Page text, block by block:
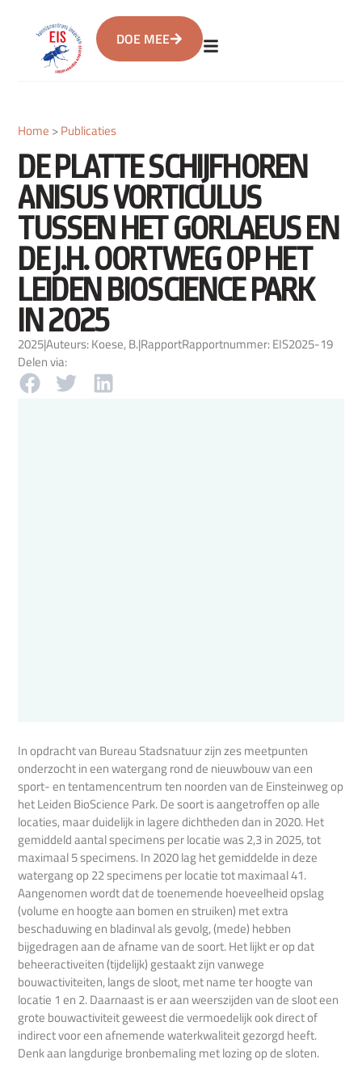
DOE MEE
Home >Publicaties
DE PLATTE SCHIJFHOREN
ANISUS VORTICULUS
TUSSEN HET GORLAEUS EN
DE J.H. OORTWEG OP HET
LEIDEN BIOSCIENCE PARK
IN 2025
2025|Auteurs: Koese, B.|RapportRapportnummer: EIS2025-19
Delen via:
In opdracht van Bureau Stadsnatuur zijn zes meetpunten
onderzocht in een watergang rond de nieuwbouw van een
sport- en tentamencentrum ten noorden van de Einsteinweg op
het Leiden BioScience Park. De soort is aangetroffen op alle
locaties, maar duidelijk in lagere dichtheden dan in 2020. Het
gemiddeld aantal specimens per locatie was 2,3 in 2025, tot
maximaal 5 specimens. In 2020 lag het gemiddelde in deze
watergang op 22 specimens per locatie tot maximaal 41.
Aangenomen wordt dat de toenemende hoeveelheid opslag
(volume en hoogte aan bomen en struiken) met extra
beschaduwing en bladinval als gevolg, (mede) hebben
bijgedragen aan de afname van de soort. Het lijkt er op dat
beheeractiveiten (tijdelijk) gestaakt zijn vanwege
bouwactiviteiten, langs de sloot, met name ter hoogte van
locatie 1 en 2. Daarnaast is er aan weerszijden van de sloot een
grote bouwactiviteit geweest die vermoedelijk ook direct of
indirect voor een afnemende waterkwaliteit gezorgd heeft.
Denk aan langdurige bronbemaling met lozing op de sloten.